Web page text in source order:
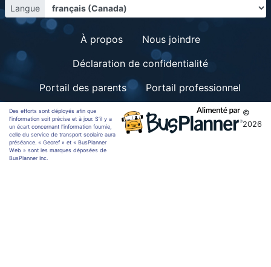
Langue
À propos
Nous joindre
Déclaration de confidentialité
Portail des parents
Portail professionnel
Des efforts sont déployés afin que
l’information soit précise et à jour. S’il y a
un écart concernant l'information fournie,
celle du service de transport scolaire aura
préséance. « Georef » et « BusPlanner
Web » sont les marques déposées de
BusPlanner Inc.
©
2026